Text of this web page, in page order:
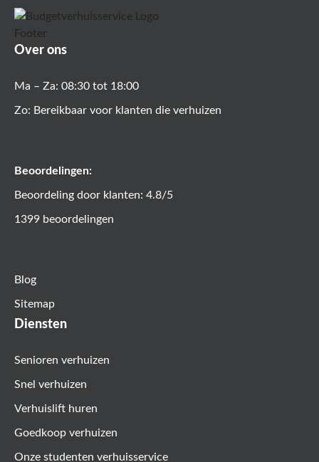
Over ons
Ma – Za: 08:30 tot 18:00
Zo: Bereikbaar voor klanten die verhuizen
Beoordelingen:
Beoordeling door klanten: 4.8/5
1399 beoordelingen
Blog
Sitemap
Diensten
Senioren verhuizen
Snel verhuizen
Verhuislift huren
Goedkoop verhuizen
Onze studenten verhuisservice